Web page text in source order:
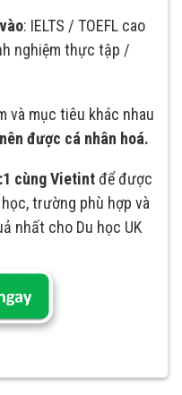
: IELTS / TOEFL cao
nghiệm thực tập /
và mục tiêu khác nhau
được cá nhân hoá.
cùng Vietintđể được
trường phù hợp và
nhất cho Du học UK